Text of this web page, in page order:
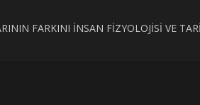
FARKINI İNSAN FİZYOLOJİSİ VE